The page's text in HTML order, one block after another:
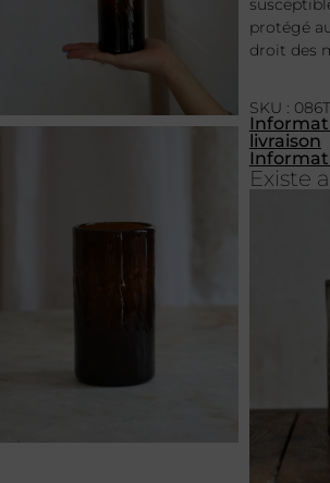
protégé
droit des
SKU :
livraison
Existe